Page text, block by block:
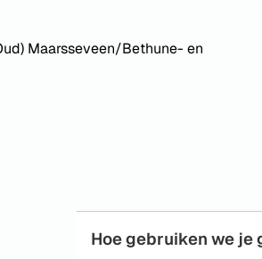
Maarsseveen/Bethune- en
Hoe gebruiken we je